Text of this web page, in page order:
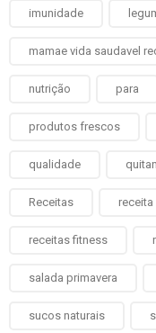
imunidade
mamae vida saudavel
nutrição para
produtos frescos
qualidade
Receitas receita
receitas fitness
salada primavera
sucos naturais